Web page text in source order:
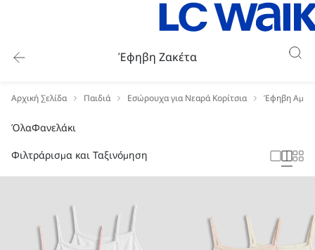
Έφηβη Ζακέτα
Αρχική Σελίδα Παιδιά Εσώρουχα για Νεαρά Κορίτσια Έφηβη
ΌλαΦανελάκι
Φιλτράρισμα και Ταξινόμηση